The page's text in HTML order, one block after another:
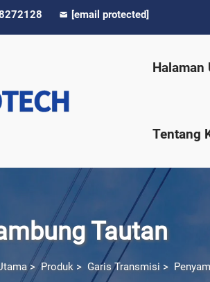
[email protected]
Halaman
Tentang
Tautan
>Produk > Garis Transmisi >